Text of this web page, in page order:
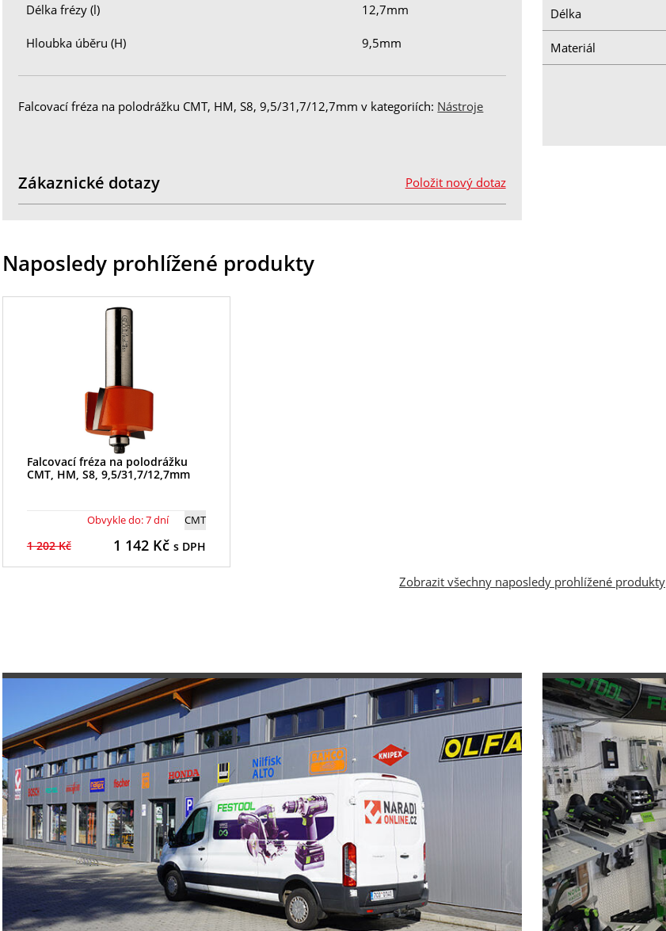
Délka frézy (l) 12,7mm
Hloubka úběru (H) 9,5mm
Falcovací fréza na polodrážku CMT, HM, S8, 9,5/31,7/12,7mm v kategoriích: Nástroje
Délka
Materiál
Položit nový dotaz
Zákaznické dotazy
Naposledy prohlížené produkty
Falcovací fréza na polodrážku
CMT, HM, S8, 9,5/31,7/12,7mm
CMT
Obvykle do: 7 dní
1 202 Kč 1 142Kč s DPH
Zobrazit všechny naposledy prohlížené produkty